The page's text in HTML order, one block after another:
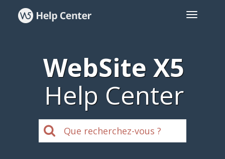
WebSite X5
Help Center